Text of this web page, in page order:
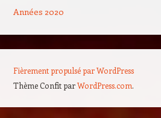
Années 2020
Fièrement propulsé par WordPress
Thème Confit parWordPress.com.